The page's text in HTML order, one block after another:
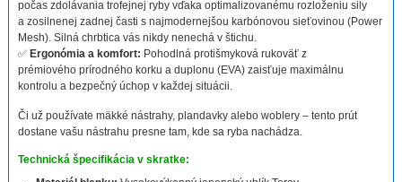
počas zdolávania trofejnej ryby vďaka optimalizovanému rozloženiu sily
a zosilnenej zadnej časti s najmodernejšou karbónovou sieťovinou (Power
Mesh). Silná chrbtica vás nikdy nenechá v štichu.
✅ Ergonómia a komfort: Pohodlná protišmyková rukoväť z
prémiového prírodného korku a duplonu (EVA) zaisťuje maximálnu
kontrolu a bezpečný úchop v každej situácii.
Či už používate mäkké nástrahy, plandavky alebo woblery – tento prút
dostane vašu nástrahu presne tam, kde sa ryba nachádza.
Technická špecifikácia v skratke: